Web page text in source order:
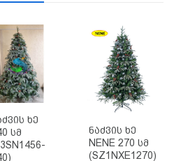
Ხე
Სმ
Ნაძვის Ხე
NENE 270 Სმ
(SZ1NXE1270)